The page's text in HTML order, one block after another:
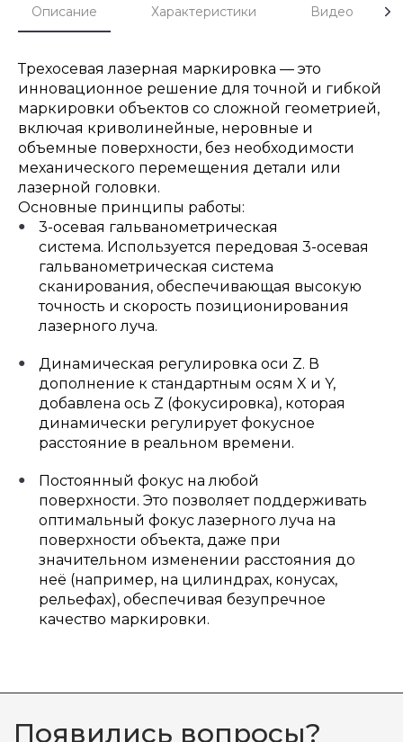
Описание Характеристики Видео
Трехосевая лазерная маркировка — это
инновационное решение для точной и гибкой
маркировки объектов со сложной геометрией,
включая криволинейные, неровные и
объемные поверхности, без необходимости
механического перемещения детали или
лазерной головки.
Основные принципы работы:
3-осевая гальванометрическая
система. Используется передовая 3-осевая
гальванометрическая система
сканирования, обеспечивающая высокую
точность и скорость позиционирования
лазерного луча.
Динамическая регулировка оси Z. В
дополнение к стандартным осям X и Y,
добавлена ось Z (фокусировка), которая
динамически регулирует фокусное
расстояние в реальном времени.
Постоянный фокус на любой
поверхности. Это позволяет поддерживать
оптимальный фокус лазерного луча на
поверхности объекта, даже при
значительном изменении расстояния до
неё (например, на цилиндрах, конусах,
рельефах), обеспечивая безупречное
качество маркировки.
Появились вопросы?